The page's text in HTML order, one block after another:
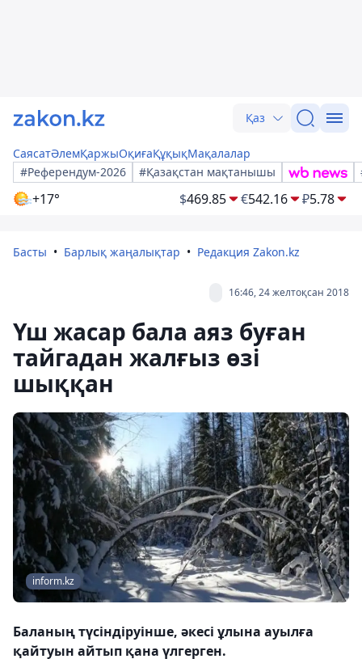
Қаз
СаясатӘлемҚаржыОқиғаҚұқықМақалалар
#Референдум-2026
#Қазақстан мақтанышы
+17° $469.85 €542.16 ₽5.78
Басты Барлық жаңалықтар Редакция Zakon.kz
16:46, 24 желтоқсан 2018
Үш жасар бала аяз буған
тайгадан жалғыз өзі
шыққан
inform.kz
Баланың түсіндіруінше, әкесі ұлына ауылға
қайтуын айтып қана үлгерген.